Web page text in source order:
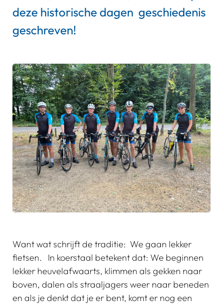
deze historische dagen geschiedenis
geschreven!
Want wat schrijft de traditie: We gaan lekker
fietsen. In koerstaal betekent dat: We beginnen
lekker heuvelafwaarts, klimmen als gekken naar
boven, dalen als straaljagers weer naar beneden
en als je denkt dat je er bent, komt er nog een